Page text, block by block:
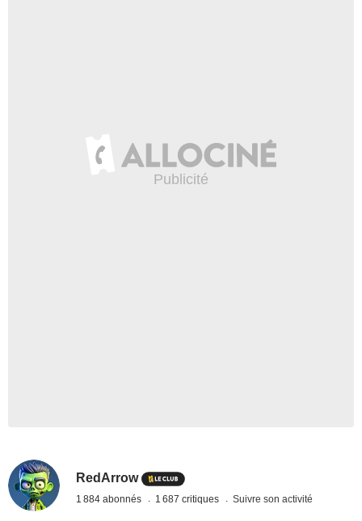
RedArrow
1 884 abonnés 1 687 critiques Suivre son activité